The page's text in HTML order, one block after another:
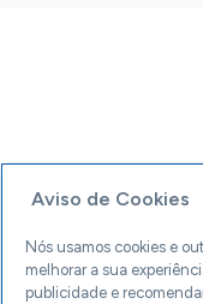
Aviso de Cookies
Nós usamos cookies e
melhorar a sua
publicidade e